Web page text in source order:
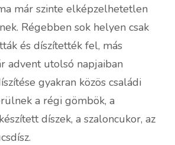
már szinte elképzelhetetlen
Régebben sok helyen csak
és díszítették fel, más
advent utolsó napjaiban
gyakran közös családi
a régi gömbök, a
díszek, a szaloncukor, az